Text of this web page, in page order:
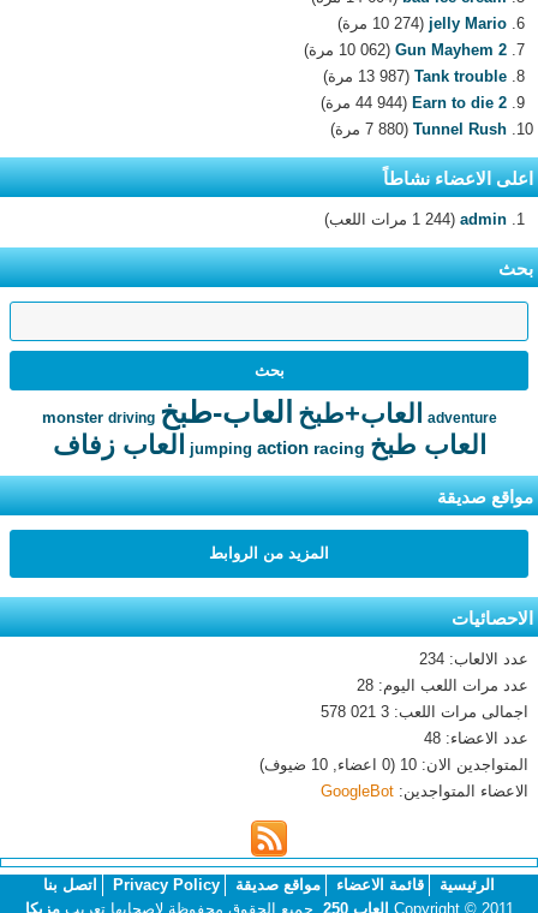
jelly Mario (10 274 مرة)
Gun Mayhem 2 (10 062 مرة)
Tank trouble (13 987 مرة)
Earn to die 2 (44 944 مرة)
Tunnel Rush (7 880 مرة)
اعلى الاعضاء نشاطاً
admin (1 244 مرات اللعب)
بحث
adventure العاب+طبخ العاب-طبخ monster driving
العاب طبخ jumping action racing العاب زفاف
مواقع صديقة
المزيد من الروابط
الاحصائيات
عدد الالعاب: 234
عدد مرات اللعب اليوم: 28
اجمالى مرات اللعب: 3 021 578
عدد الاعضاء: 48
المتواجدين الان: 10 (0 اعضاء, 10 ضيوف)
الاعضاء المتواجدين: GoogleBot
الرئيسية قائمة الاعضاء مواقع صديقة Privacy Policy
اتصل بنا
Copyright © 2011 العاب 250 . جميع الحقوق محفوظة لاصحابها.تعريبمزيكا